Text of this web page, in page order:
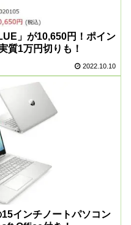
」が10,650円！ポイン
質1万円切りも！
2022.10.10
インチノートパソコン